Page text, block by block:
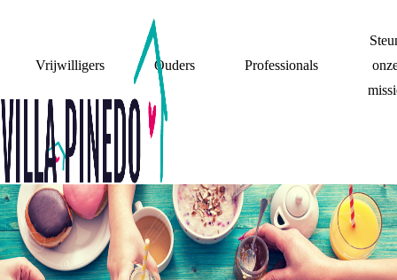
Vrijwilligers Ouders Professionals